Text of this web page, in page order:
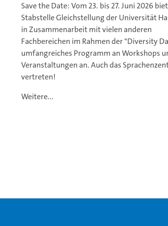
Save the Date: Vom 23. bis 27. Juni 2026
Stabstelle Gleichstellung der Universität
in Zusammenarbeit mit vielen anderen
Fachbereichen im Rahmen der "Diversity
umfangreiches Programm an Workshops
Veranstaltungen an. Auch das
vertreten!
Weitere...